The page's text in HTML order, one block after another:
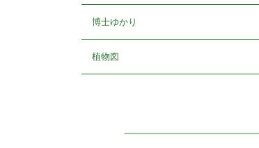
博士ゆかり
植物図